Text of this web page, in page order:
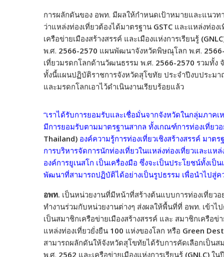
การผลักดันของ อพท. มีผลให้กำหนดเป้าหมายและแนว
ว่าแหล่งท่องเที่ยวต้องได้มาตรฐาน GSTC และแหล่งท่อง
เครือข่ายเมืองสร้างสรรค์ และเมืองแห่งการเรียนรู้
พ.ศ. 2566-2570 แผนพัฒนาจังหวัดพิษณุโลก พ.ศ.
เที่ยวมรดกโลกด้านวัฒนธรรม พ.ศ. 2566-2570 รวมทั้ง
ทั้งนี้แผนปฏิบัติราชการจังหวัดสุโขทัย ประจำปีงบประม
และมรดกโลกเอาไว้ดำเนินงานเรียบร้อยแล้ว
“เราได้รับการยอมรับและเชื่อมั่นจากจังหวัดในกลุ่มภาค
มีการยอมรับตามมาตรฐานสากล ทั้งเกณฑ์การท่องเที่ยว
Thailand) องค์ความรู้การท่องเที่ยวเชิงสร้างสรรค์ มาต
การบริหารจัดการนักท่องเที่ยวในแหล่งท่องเที่ยวและแห
องค์การยูเนสโก เป็นเครื่องมือ ซึ่งจะเป็นประโยชน์ทั้งเ
พัฒนาที่สามารถปฏิบัติได้อย่างเป็นรูปธรรม เพื่อนำไปสู่ค
อพท. เป็นหน่วยงานที่มีหน้าที่สร้างต้นแบบการท่องเที่ยว
ทำงานร่วมกับหน่วยงานต่างๆ ส่งผลให้พื้นที่ที่ อพท. เข้าไ
เป็นสมาชิกเครือข่ายเมืองสร้างสรรค์ และ สมาชิกเครือข่
แหล่งท่องเที่ยวยั่งยืน 100 แห่งของโลก หรือ Green
สามารถผลักดันให้จังหวัดสุโขทัยได้รับการคัดเลือกเป็น
พ.ศ. 2562 และเครือข่ายเมืองแห่งการเรียนรู้ (GNLC) ใน